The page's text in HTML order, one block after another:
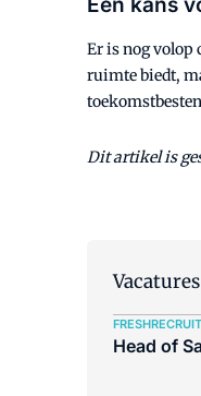
Een kans
Er is nog volop
ruimte biedt,
Dit artikel is
Vacatures
Head of